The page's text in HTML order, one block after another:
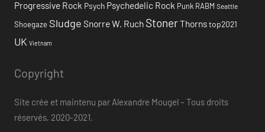
Progressive Rock Psych Psychedelic Rock Punk RABM Seattle
Shoegaze Sludge Snorre W. Ruch StonerThornstop2021
UK Vietnam
Copyright
Site crée et maintenu par Alexandre Mougel – Tous droits
réservés, 2020-2021.